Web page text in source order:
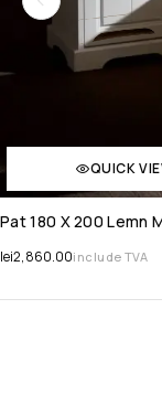
QUICK
Pat 180 X 200 Lemn
lei2,860.00include TVA